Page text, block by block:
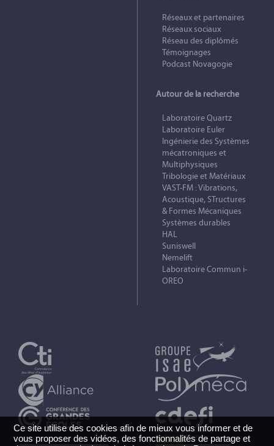
Réseaux et partenaires
Réseaux sociaux
Réseau des diplômés
Témoignages
Podcast Novagogie
Autour de la recherche
Laboratoire Quartz
Laboratoire Euler
Ingénierie des Systèmes
mécatroniques et
Multiphysiques
Tribologie et Matériaux
VAST-FM : Vibrations,
Acoustique, STructures
& Formes Mécaniques
Systèmes durables
HAL
Suniswell
Nemelift
Laboratoire Commun i-
OREO
Ce site utilise des cookies afin de mieux vous informer et de
vous proposer des vidéos, des fonctionnalités de partage et